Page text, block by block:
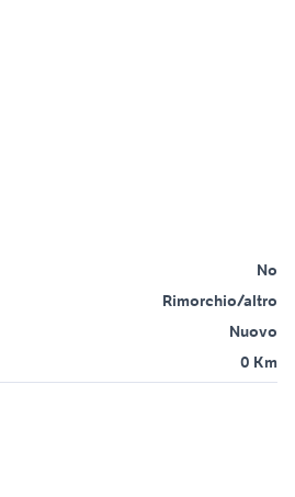
No
Rimorchio/altro
Nuovo
0 Km